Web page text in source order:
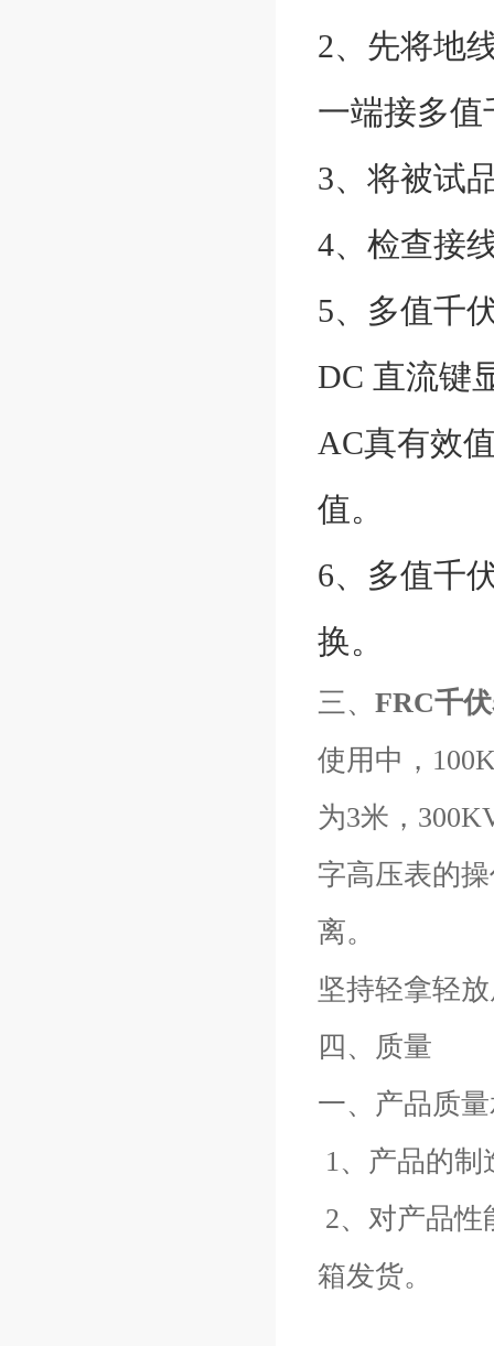
2、先将地
一端接多值
3、将被试
4、检查接
5、多值千
DC 直流键
AC真有效
值。
6、多值千
换。
三、 FRC千
使用中，
为3米，
字高压表的
离。
坚持轻拿轻
四、质量
一、产品质
1、产品的
2、对产品
箱发货。